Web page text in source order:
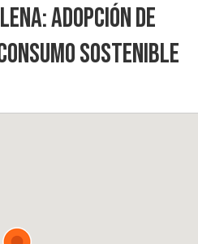
Adopción de
sostenible